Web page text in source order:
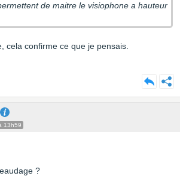
de maitre le visiophone a hauteur
cela confirme ce que je pensais.
13h59
?